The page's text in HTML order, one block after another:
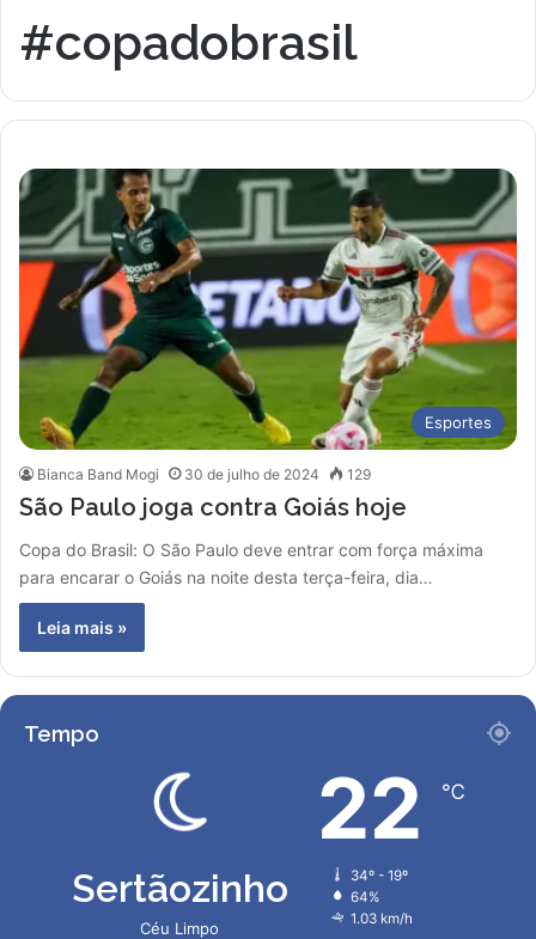
#copadobrasil
Esportes
Bianca Band Mogi 30 de julho de 2024 129
São Paulo joga contra Goiás hoje
Copa do Brasil: O São Paulo deve entrar com força máxima
para encarar o Goiás na noite desta terça-feira, dia…
Leia mais »
Tempo
Sertãozinho
Céu Limpo
22 ℃
34º - 19º
64%
1.03 km/h